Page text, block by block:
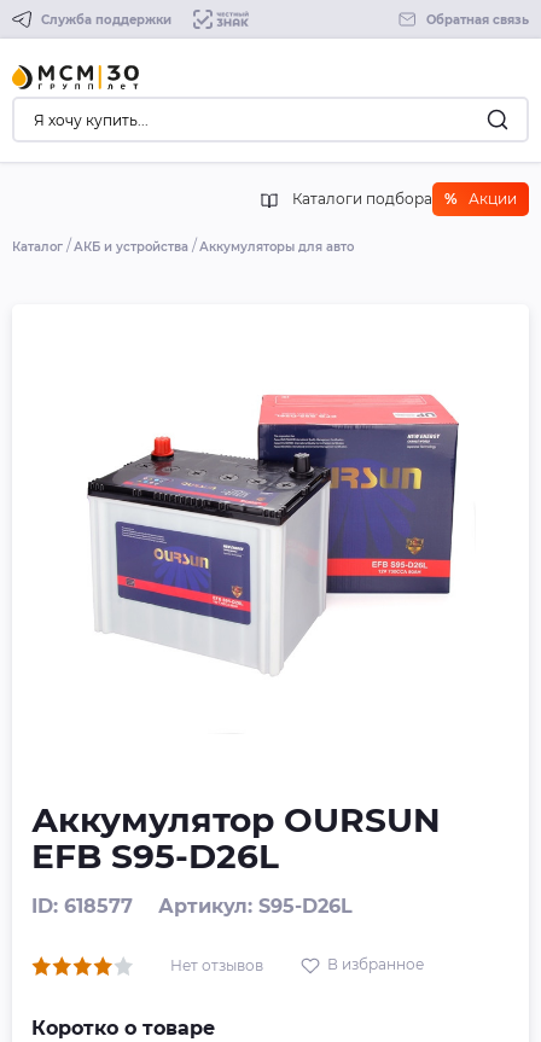
Служба поддержки Обратная связь
Каталоги подбора % Акции
Каталог АКБ и устройства Аккумуляторы для авто
Аккумулятор OURSUN
EFB S95-D26L
ID: 618577 Артикул: S95-D26L
Нет отзывов В избранное
Коротко о товаре